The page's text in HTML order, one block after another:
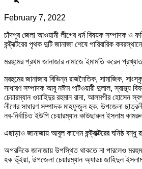
February 7, 2022
চাঁদপুর জেলা আওয়ামী লীগের ধর্ম বিষয়ক সম্পাদক ও
কন্ট্রক্টরের পৃথক দুটি জানাজা শেষে পারিবারিক
মরহুমের প্রথম জানাজার নামাজে ইমামতি করেন
মরহুমের জানাজায় বিভিন্ন রাজনৈতিক, সামাজিক,
সাধারণ সম্পাদক আবু নঈম পাটওয়ারী দুলাল, স্বাস্থ্য
চেয়ারম্যান ওয়াহিদুর রহমান রানা, আলমগীর হোসেন
লীগের সাধারণ সম্পাদক মাহফুজুল হক, উপজেলা
নব-নির্বাচিত ইউপি চেয়ারম্যান কাউছারুল ইসলাম
এছাড়াও জানাজায় আবুল কাশেম কন্ট্রাক্টরের ঘনিষ্ঠ
অপরদিকে জানাজায় উপস্থিত থাকতে না পারলেও
হক ভূঁইয়া, উপজেলা চেয়ারম্যান অ্যাডঃ জাহিদুল